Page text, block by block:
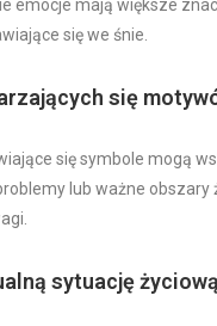
emocje mają większe
się we śnie.
się
się symbole mogą
lub ważne obszary
sytuację życiową